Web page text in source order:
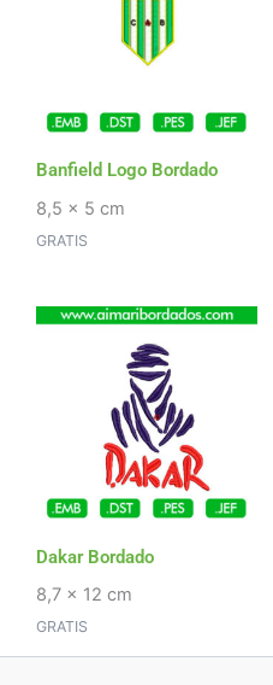
Banfield Logo Bordado
8,5 x 5 cm
GRATIS
Dakar Bordado
8,7 x 12 cm
GRATIS